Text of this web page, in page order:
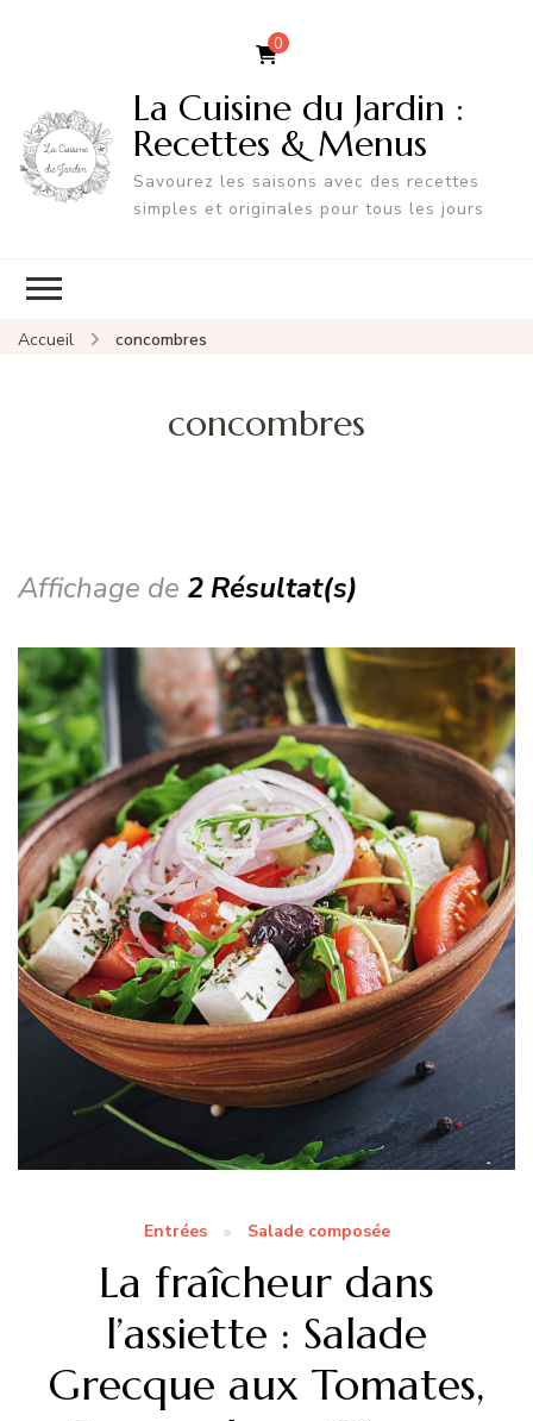
0
La Cuisine du Jardin :
Recettes & Menus
Savourez les saisons avec des recettes
simples et originales pour tous les jours
Accueil concombres
concombres
Affichage de 2 Résultat(s)
Entrées Salade composée
La fraîcheur dans
l’assiette : Salade
Grecque aux Tomates,